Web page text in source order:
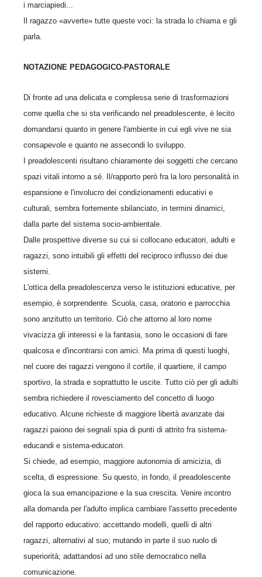
i marciapiedi...
Il ragazzo «avverte» tutte queste voci: la strada lo chiama e gli
parla.
NOTAZIONE PEDAGOGICO-PASTORALE
Di fronte ad una delicata e complessa serie di trasformazioni
come quella che si sta verificando nel preadolescente, è lecito
domandarsi quanto in genere l'ambiente in cui egli vive ne sia
consapevole e quanto ne assecondi lo sviluppo.
I preadolescenti risultano chiaramente dei soggetti che cercano
spazi vitali intorno a sé. Il/rapporto però fra la loro personalità in
espansione e l'involucro dei condizionamenti educativi e
culturali, sembra fortemente sbilanciato, in termini dinamici,
dalla parte del sistema socio-ambientale.
Dalle prospettive diverse su cui si collocano educatori, adulti e
ragazzi, sono intuibili gli effetti del reciproco influsso dei due
sistemi.
L'ottica della preadolescenza verso le istituzioni educative, per
esempio, è sorprendente. Scuola, casa, oratorio e parrocchia
sono anzitutto un territorio. Ciò che attorno al loro nome
vivacizza gli interessi e la fantasia, sono le occasioni di fare
qualcosa e d'incontrarsi con amici. Ma prima di questi luoghi,
nel cuore dei ragazzi vengono il cortile, il quartiere, il campo
sportivo, la strada e soprattutto le uscite. Tutto ciò per gli adulti
sembra richiedere il rovesciamento del concetto di luogo
educativo. Alcune richieste di maggiore libertà avanzate dai
ragazzi paiono dei segnali spia di punti di attrito fra sistema-
educandi e sistema-educatori.
Si chiede, ad esempio, maggiore autonomia di amicizia, di
scelta, di espressione. Su questo, in fondo, il preadolescente
gioca la sua emancipazione e la sua crescita. Venire incontro
alla domanda per l'adulto implica cambiare l'assetto precedente
del rapporto educativo: accettando modelli, quelli di altri
ragazzi, alternativi al suo; mutando in parte il suo ruolo di
superiorità; adattandosi ad uno stile democratico nella
comunicazione.